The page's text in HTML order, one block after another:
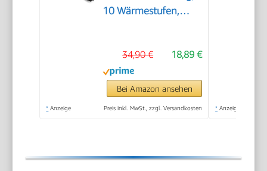
10 Wärmestufen,
integriertem
Standfuß, Schwarz &
Pink, C325E
18,89 €
34,90 €
Bei Amazon ansehen
* Anzeige Preis inkl. MwSt., zzgl. Versandkosten * Anzeige